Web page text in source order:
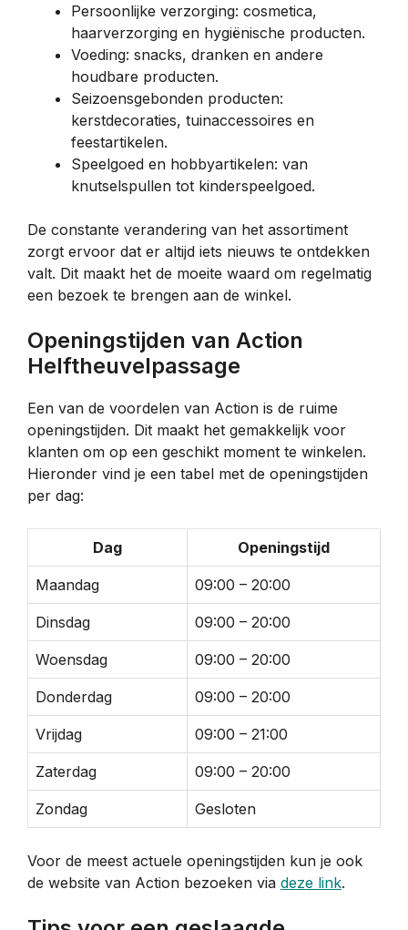
Persoonlijke verzorging: cosmetica,
haarverzorging en hygiënische producten.
Voeding: snacks, dranken en andere
houdbare producten.
Seizoensgebonden producten:
kerstdecoraties, tuinaccessoires en
feestartikelen.
Speelgoed en hobbyartikelen: van
knutselspullen tot kinderspeelgoed.
De constante verandering van het assortiment
zorgt ervoor dat er altijd iets nieuws te ontdekken
valt. Dit maakt het de moeite waard om regelmatig
een bezoek te brengen aan de winkel.
Openingstijden van Action
Helftheuvelpassage
Een van de voordelen van Action is de ruime
openingstijden. Dit maakt het gemakkelijk voor
klanten om op een geschikt moment te winkelen.
Hieronder vind je een tabel met de openingstijden
per dag:
Dag Openingstijd
Maandag 09:00 – 20:00
Dinsdag 09:00 – 20:00
Woensdag 09:00 – 20:00
Donderdag 09:00 – 20:00
Vrijdag 09:00 – 21:00
Zaterdag 09:00 – 20:00
Zondag Gesloten
Voor de meest actuele openingstijden kun je ook
de website van Action bezoeken via deze link.